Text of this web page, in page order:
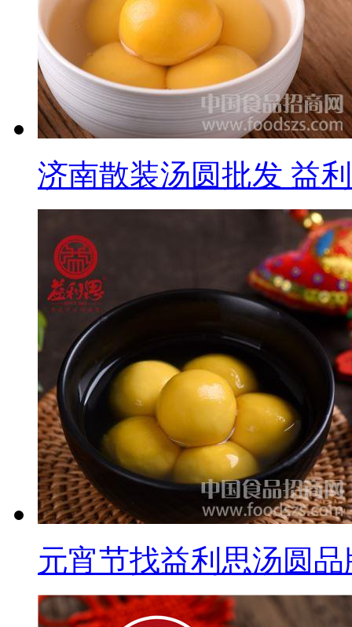
济南散装汤圆批发 益
元宵节找益利思汤圆